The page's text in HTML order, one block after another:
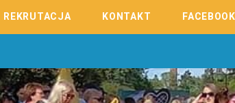
REKRUTACJA KONTAKT FACEBOOK